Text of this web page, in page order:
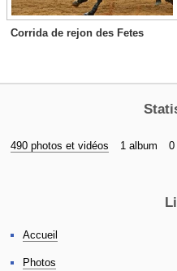
Corrida de rejon des Fetes
490 photos et vidéos 1 album 0
Accueil
Photos